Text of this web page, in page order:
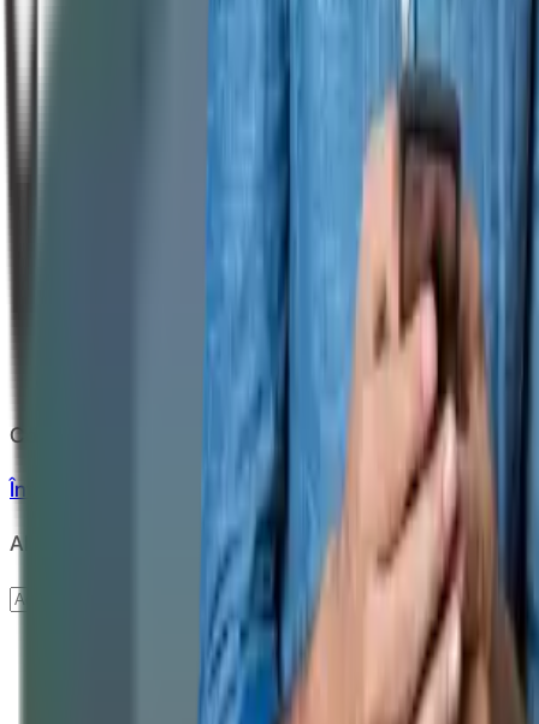
Copyright
Întrebări frecvente
Abonare newsletter